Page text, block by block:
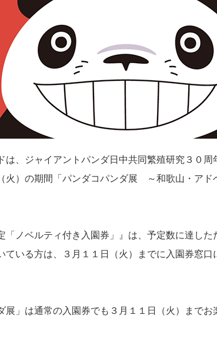
、ジャイアントパンダ日中共同繁殖研究３０周
火）の期間「パンダコパンダ展 ～和歌山・アド
ノベルティ付き入園券」』は、予定数に達した
いる方は、３月１１日（火）までに入園券窓口
」は通常の入園券でも３月１１日（火）までお